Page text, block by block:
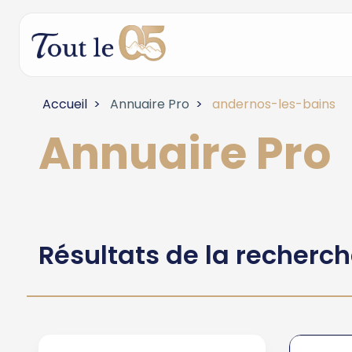
Accueil Annuaire Pro andernos-les-bains
Annuaire Pro
Résultats de la